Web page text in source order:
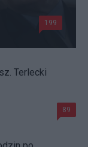
199
Terlecki
89